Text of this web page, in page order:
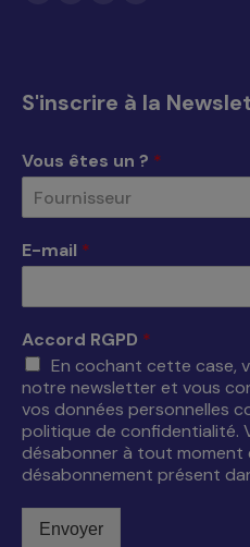
dans
nouvelle
fenêtre
dans
nouvelle
fenêtre
dans
nouvelle
fenêtre
dans
nouvelle
S'inscrire à la
Vous êtes un ? *
Fournisseur
E-mail *
Accord RGPD *
En cochant cette case,
notre newsletter et vous
vos données personnelles
politique de confidentialité.
désabonner à tout moment
désabonnement présent
Envoyer